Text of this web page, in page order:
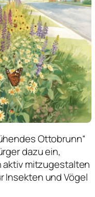
Ottobrunn“
dazu ein,
mitzugestalten
Insekten und Vögel